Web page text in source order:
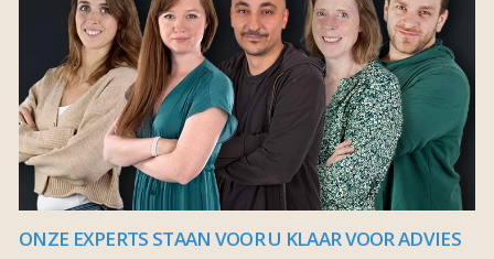
ONZE EXPERTS STAAN VOOR U KLAAR VOOR ADVIES